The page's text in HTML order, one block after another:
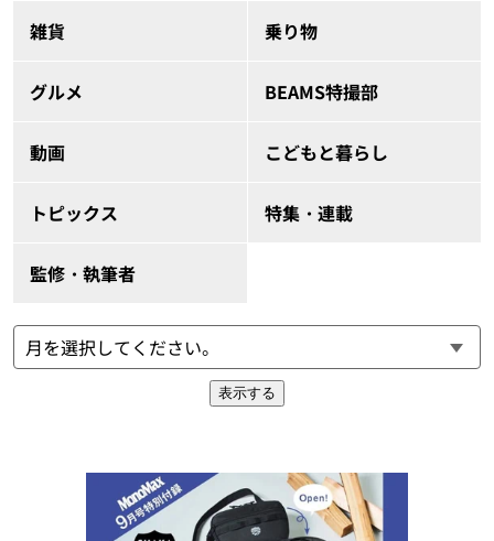
雑貨 乗り物
グルメ BEAMS特撮部
動画 こどもと暮らし
トピックス 特集・連載
監修・執筆者
表示する